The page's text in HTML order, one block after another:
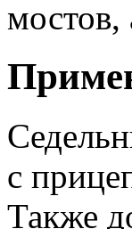
мостов,
с
Также